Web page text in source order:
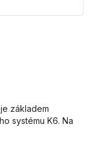
základem
systému K6. Na